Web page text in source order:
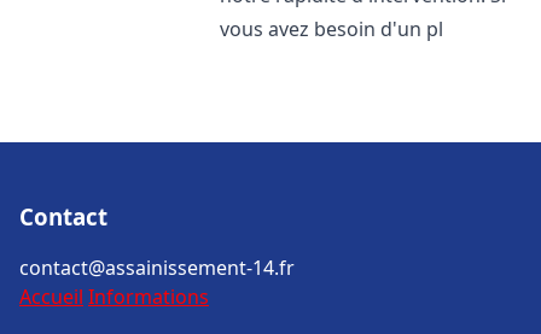
vous avez besoin d'un pl
Contact
contact@assainissement-14.fr
Accueil Informations